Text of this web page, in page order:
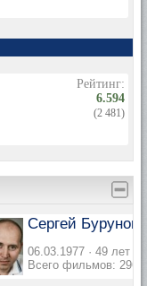
Рейтинг:
6.594
(2 481)
Сергей Бурунов
06.03.1977 · 49 лет
Всего фильмов: 296